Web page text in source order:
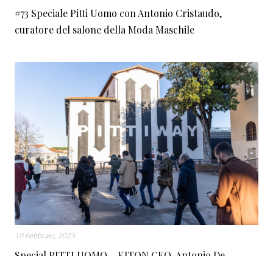
#73 Speciale Pitti Uomo con Antonio Cristaudo,
curatore del salone della Moda Maschile
10 Febbraio, 2023